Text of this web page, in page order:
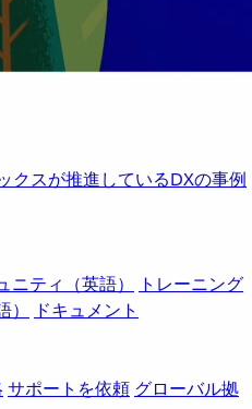
クスが推進しているDXの事例
ニティ（英語）
トレーニング
ドキュメント
サポートを依頼 グローバル拠